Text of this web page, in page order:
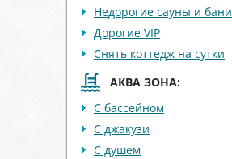
Недорогие сауны и бани
Дорогие VIP
Снять коттедж на сутки
АКВА ЗОНА:
С бассейном
С джакузи
С душем